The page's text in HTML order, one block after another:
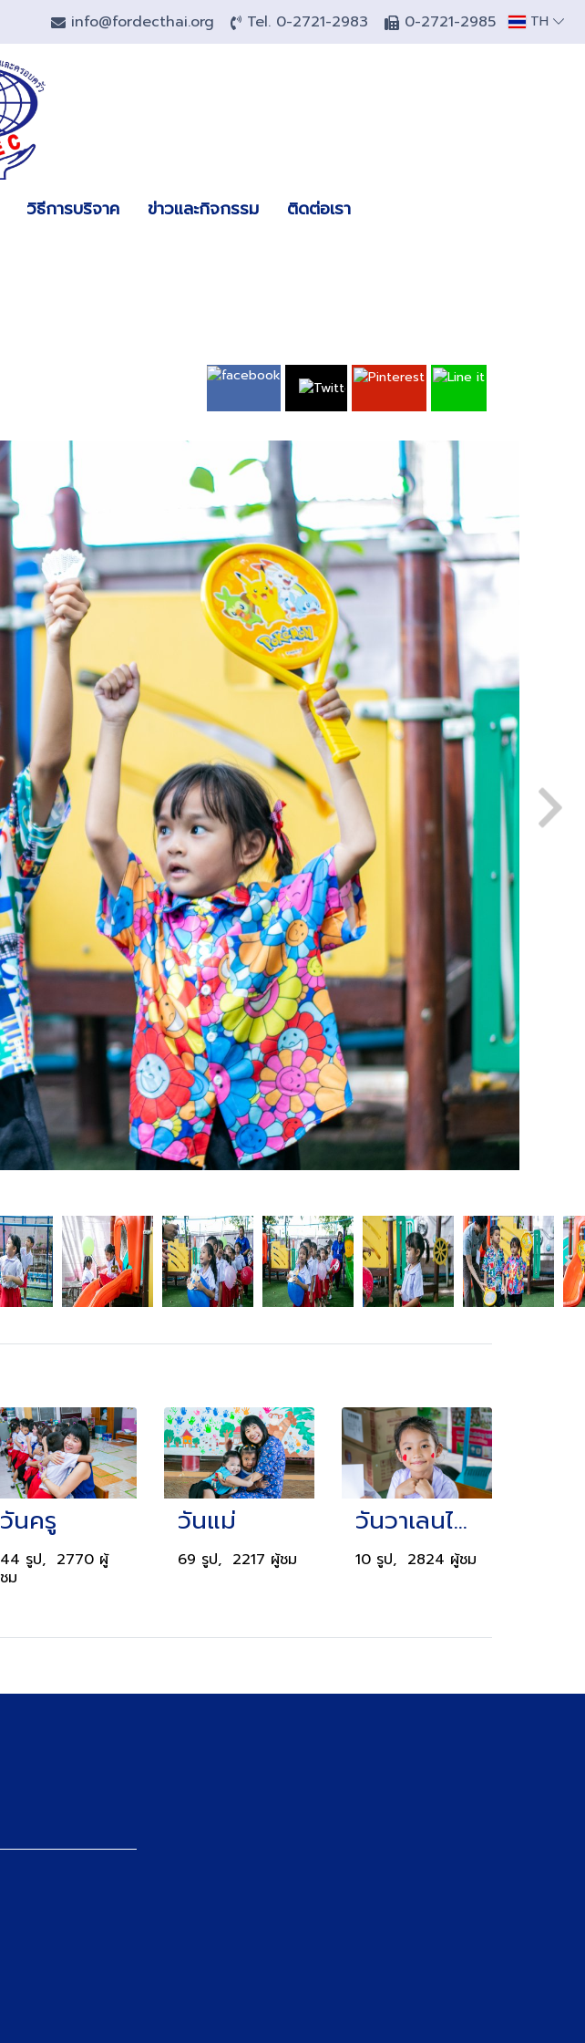
info@fordecthai.org Tel. 0-2721-2983 0-2721-2985 TH
วิธีการบริจาค ข่าวและกิจกรรม ติดต่อเรา
วันครู
44 รูป, 2770 ผู้
ชม
วันแม่
69 รูป, 2217 ผู้ชม
วันวาเลนไทม์
10 รูป, 2824 ผู้ชม